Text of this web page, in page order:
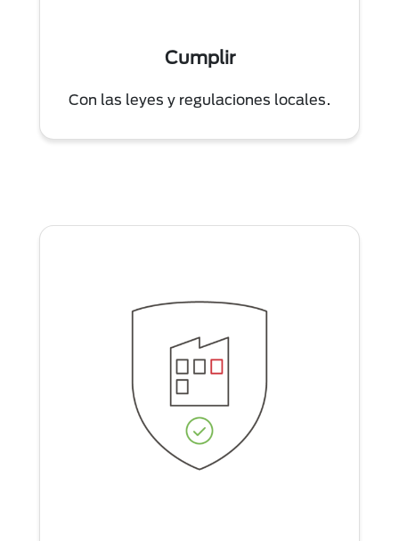
Cumplir
Con las leyes y regulaciones locales.